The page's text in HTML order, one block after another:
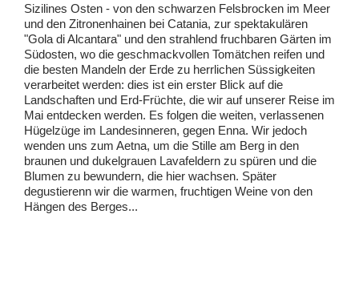
Sizilines Osten - von den schwarzen Felsbrocken im Meer
und den Zitronenhainen bei Catania, zur spektakulären
"Gola di Alcantara" und den strahlend fruchbaren Gärten im
Südosten, wo die geschmackvollen Tomätchen reifen und
die besten Mandeln der Erde zu herrlichen Süssigkeiten
verarbeitet werden: dies ist ein erster Blick auf die
Landschaften und Erd-Früchte, die wir auf unserer Reise im
Mai entdecken werden. Es folgen die weiten, verlassenen
Hügelzüge im Landesinneren, gegen Enna. Wir jedoch
wenden uns zum Aetna, um die Stille am Berg in den
braunen und dukelgrauen Lavafeldern zu spüren und die
Blumen zu bewundern, die hier wachsen. Später
degustierenn wir die warmen, fruchtigen Weine von den
Hängen des Berges...